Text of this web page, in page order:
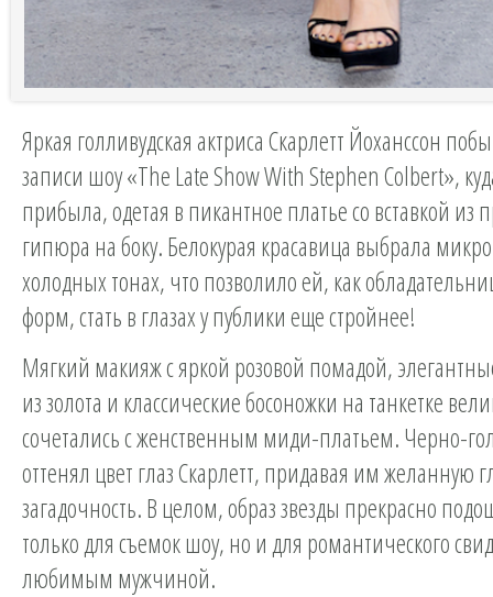
Яркая голливудская актриса Скарлетт Йоханссон
записи шоу «The Late Show With Stephen Colbert»,
прибыла, одетая в пикантное платье со вставкой из
гипюра на боку. Белокурая красавица выбрала
холодных тонах, что позволило ей, как
форм, стать в глазах у публики еще стройнее!
Мягкий макияж с яркой розовой помадой,
из золота и классические босоножки на танкетке
сочетались с женственным миди-платьем. Черно-
оттенял цвет глаз Скарлетт, придавая им желанную
загадочность. В целом, образ звезды прекрасно
только для съемок шоу, но и для романтического
любимым мужчиной.